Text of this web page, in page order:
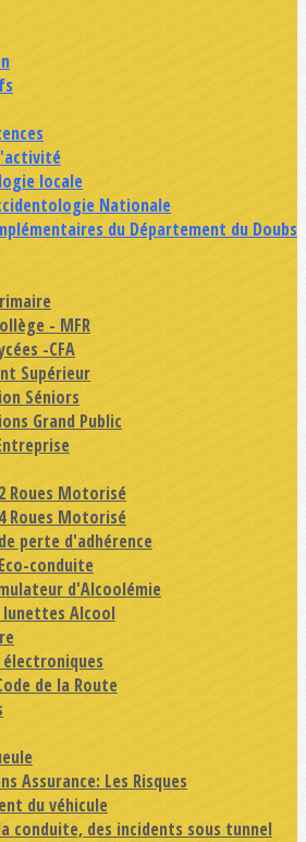
locale
Nationale
du Département du Doubs
- MFR
-CFA
Supérieur
Séniors
Grand Public
Roues Motorisé
Roues Motorisé
perte d'adhérence
conduite
d'Alcoolémie
Alcool
de la Route
Assurance: Les Risques
du véhicule
conduite, des incidents sous tunnel